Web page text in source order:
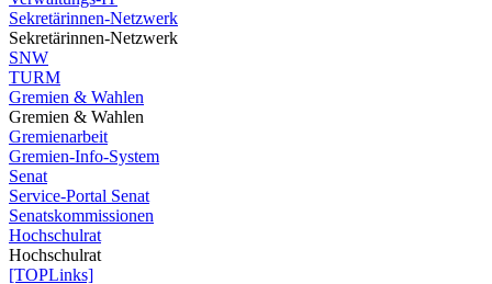
Sekretärinnen-Netzwerk
Sekretärinnen-Netzwerk
SNW
TURM
Gremien & Wahlen
Gremien & Wahlen
Gremienarbeit
Gremien-Info-System
Senat
Service-Portal Senat
Senatskommissionen
Hochschulrat
Hochschulrat
[TOPLinks]